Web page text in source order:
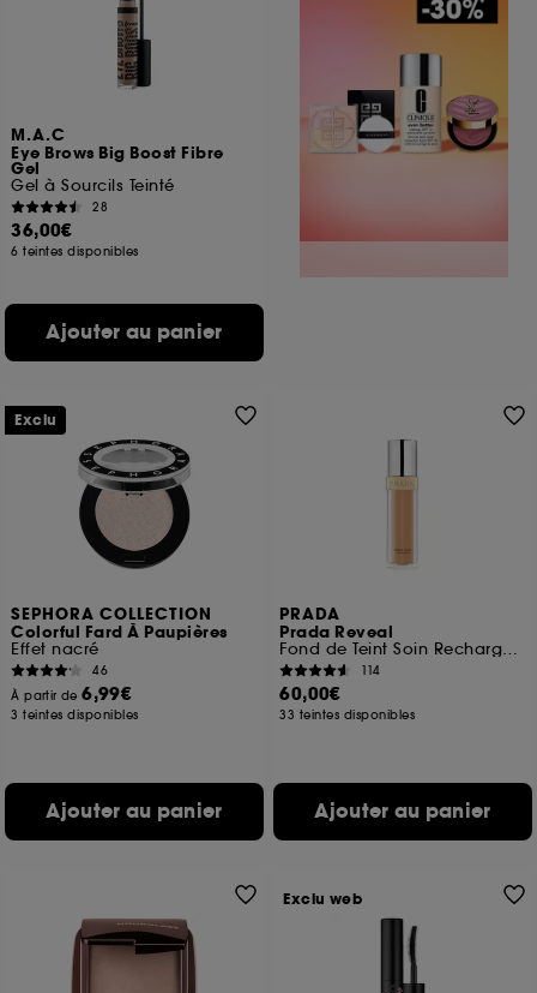
M.A.C
Eye Brows Big Boost Fibre
Gel
Gel à Sourcils Teinté
28
36,00€
6 teintes disponibles
Ajouter au panier
SEPHORA COLLECTION
Colorful Fard À Paupières
Effet nacré
46
À partir de6,99€
3 teintes disponibles
Ajouter au panier
Exclu
PRADA
Prada Reveal
Fond de Teint Soin Rechargeable Tenue 24h Fini Mat Naturel
114
60,00€
33 teintes disponibles
Ajouter au panier
Exclu web